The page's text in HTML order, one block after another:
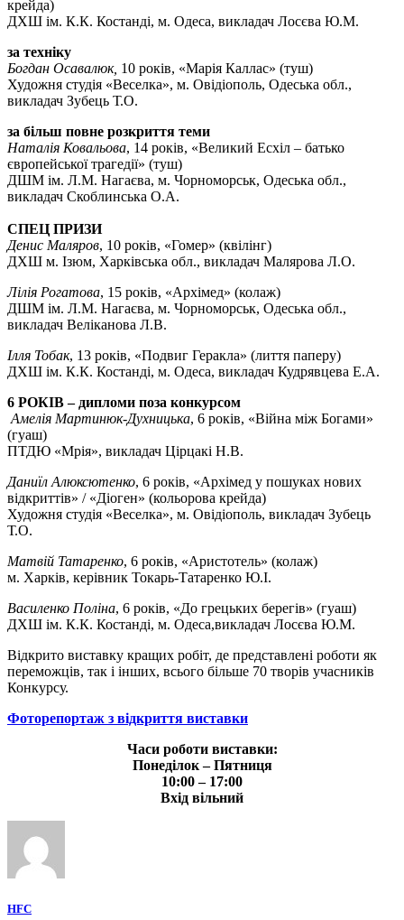
крейда)
ДХШ ім. К.К. Костанді, м. Одеса, викладач Лосєва Ю.М.
за техніку
Богдан Осавалюк, 10 років, «Марія Каллас» (туш)
Художня студія «Веселка», м. Овідіополь, Одеська обл.,
викладач Зубець Т.О.
за більш повне розкриття теми
Наталія Ковальова, 14 років, «Великий Есхіл – батько
європейської трагедії» (туш)
ДШМ ім. Л.М. Нагаєва, м. Чорноморськ, Одеська обл.,
викладач Скоблинська О.А.
СПЕЦ ПРИЗИ
Денис Маляров, 10 років, «Гомер» (квілінг)
ДХШ м. Ізюм, Харківська обл., викладач Малярова Л.О.
Лілія Рогатова, 15 років, «Архімед» (колаж)
ДШМ ім. Л.М. Нагаєва, м. Чорноморськ, Одеська обл.,
викладач Веліканова Л.В.
Ілля Тобак, 13 років, «Подвиг Геракла» (лиття паперу)
ДХШ ім. К.К. Костанді, м. Одеса, викладач Кудрявцева Е.А.
6 РОКІВ – дипломи поза конкурсом
Амелія Мартинюк-Духницька, 6 років, «Війна між Богами»
(гуаш)
ПТДЮ «Мрія», викладач Цірцакі Н.В.
Даниїл Алюксютенко, 6 років, «Архімед у пошуках нових
відкриттів» / «Діоген» (кольорова крейда)
Художня студія «Веселка», м. Овідіополь, викладач Зубець
Т.О.
Матвій Татаренко, 6 років, «Аристотель» (колаж)
м. Харків, керівник Токарь-Татаренко Ю.І.
Василенко Поліна, 6 років, «До грецьких берегів» (гуаш)
ДХШ ім. К.К. Костанді, м. Одеса,викладач Лосєва Ю.М.
Відкрито виставку кращих робіт, де представлені роботи як
переможців, так і інших, всього більше 70 творів учасників
Конкурсу.
Фоторепортаж з відкриття виставки
Часи роботи виставки:
Понеділок – Пятниця
10:00 – 17:00
Вхід вільний
HFC